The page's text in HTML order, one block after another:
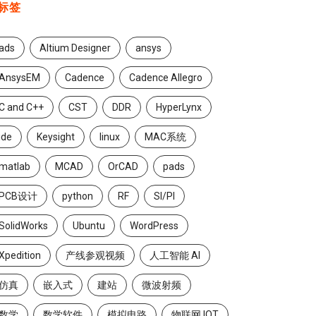
签
Altium Designer ansys
Cadence Cadence Allegro
and C++ CST DDR HyperLynx
Keysight linux MAC系统
MCAD OrCAD pads
设计 python RF SI/PI
Ubuntu WordPress
产线参观视频 人工智能 AI
真 嵌入式 建站 微波射频